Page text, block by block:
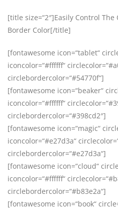
[title size=“2″]Easily Control
Border Color[/title]
[fontawesome icon=“tablet“
iconcolor=“#ffffff“
circlebordercolor=“#54770f“]
[fontawesome icon=“beaker“
iconcolor=“#ffffff“
circlebordercolor=“#398cd2″]
[fontawesome icon=“magic“
iconcolor=“#e27d3a“
circlebordercolor=“#e27d3a“]
[fontawesome icon=“cloud“
iconcolor=“#ffffff“
circlebordercolor=“#b83e2a“]
[fontawesome icon=“book“